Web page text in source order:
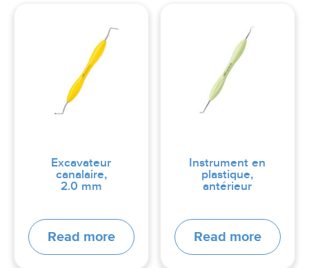
Excavateur
canalaire,
2.0 mm
Read more
Instrument en
plastique,
antérieur
Read more